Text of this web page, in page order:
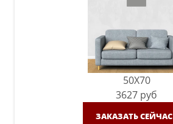
50X70
3627 руб
ЗАКАЗАТЬ СЕЙЧАС